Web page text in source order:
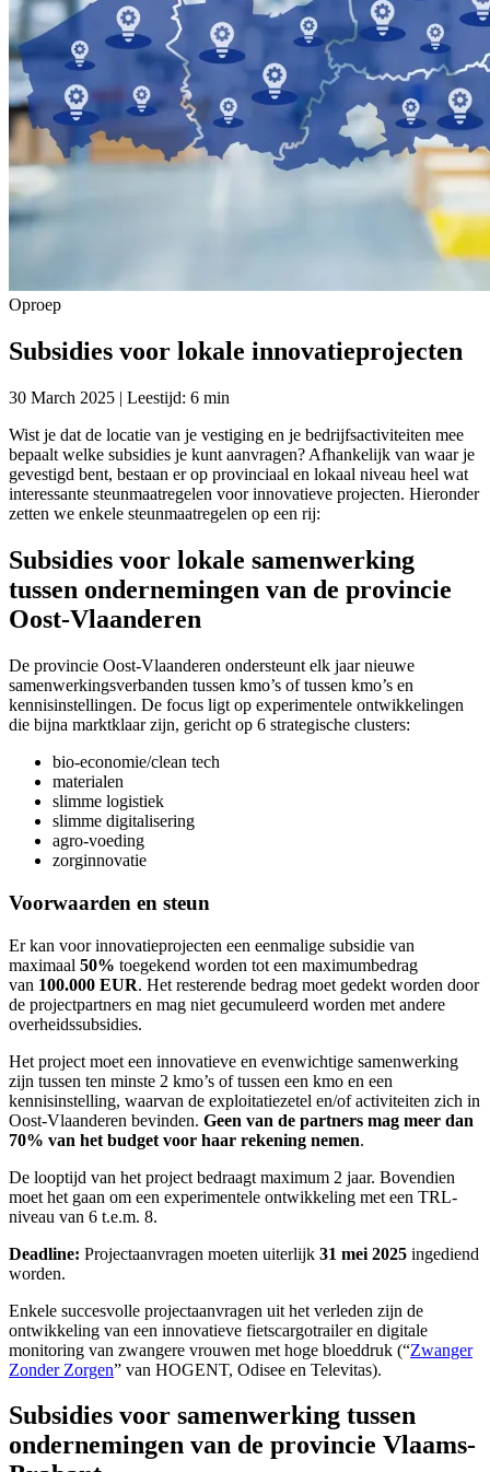
Oproep
Subsidies voor lokale innovatieprojecten
30 March 2025 | Leestijd: 6 min
Wist je dat de locatie van je vestiging en je bedrijfsactiviteiten mee
bepaalt welke subsidies je kunt aanvragen? Afhankelijk van waar je
gevestigd bent, bestaan er op provinciaal en lokaal niveau heel wat
interessante steunmaatregelen voor innovatieve projecten. Hieronder
zetten we enkele steunmaatregelen op een rij:
Subsidies voor lokale samenwerking
tussen ondernemingen van de provincie
Oost-Vlaanderen
De provincie Oost-Vlaanderen ondersteunt elk jaar nieuwe
samenwerkingsverbanden tussen kmo’s of tussen kmo’s en
kennisinstellingen. De focus ligt op experimentele ontwikkelingen
die bijna marktklaar zijn, gericht op 6 strategische clusters:
bio-economie/clean tech
materialen
slimme logistiek
slimme digitalisering
agro-voeding
zorginnovatie
Voorwaarden en steun
Er kan voor innovatieprojecten een eenmalige subsidie van
maximaal 50% toegekend worden tot een maximumbedrag
van 100.000 EUR. Het resterende bedrag moet gedekt worden door
de projectpartners en mag niet gecumuleerd worden met andere
overheidssubsidies.
Het project moet een innovatieve en evenwichtige samenwerking
zijn tussen ten minste 2 kmo’s of tussen een kmo en een
kennisinstelling, waarvan de exploitatiezetel en/of activiteiten zich in
Oost-Vlaanderen bevinden. Geen van de partners mag meer dan
70% van het budget voor haar rekening nemen.
De looptijd van het project bedraagt maximum 2 jaar. Bovendien
moet het gaan om een experimentele ontwikkeling met een TRL-
niveau van 6 t.e.m. 8.
Deadline: Projectaanvragen moeten uiterlijk 31 mei 2025 ingediend
worden.
Enkele succesvolle projectaanvragen uit het verleden zijn de
ontwikkeling van een innovatieve fietscargotrailer en digitale
monitoring van zwangere vrouwen met hoge bloeddruk (“Zwanger
Zonder Zorgen” van HOGENT, Odisee en Televitas).
Subsidies voor samenwerking tussen
ondernemingen van de provincie Vlaams-